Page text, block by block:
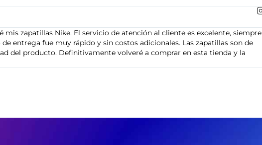
zapatillas Nike. El servicio de atención al cliente es excelente, siempre
entrega fue muy rápido y sin costos adicionales. Las zapatillas son de
del producto. Definitivamente volveré a comprar en esta tienda y la